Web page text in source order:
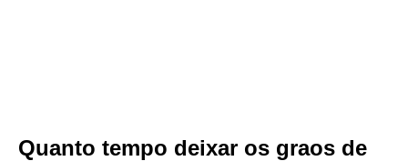
Quanto tempo deixar os graos de